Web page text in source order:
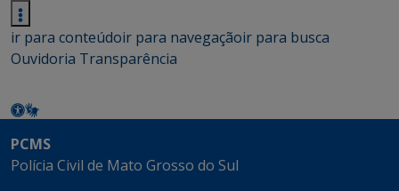
ir para conteúdoir para navegaçãoir para busca
Ouvidoria Transparência
PCMS
Polícia Civil de Mato Grosso do Sul